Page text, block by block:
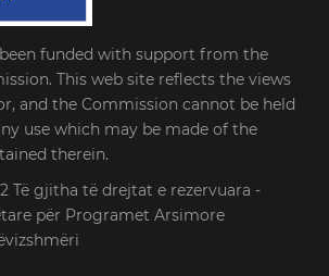
funded with support from the
This web site reflects the views
and the Commission cannot be held
use which may be made of the
therein.
Të gjitha të drejtat e rezervuara -
për Programet Arsimore